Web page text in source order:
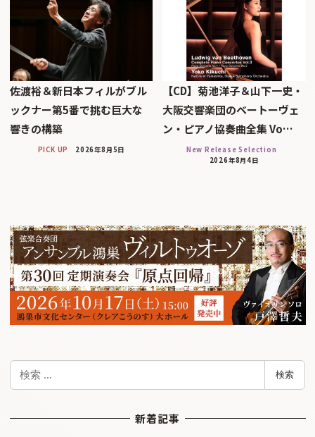
佐渡裕＆新日本フィルがブル
ックナー第5番で挑む巨大な
響きの構築
PICK UP 2026年8月5日
【CD】菊池洋子＆山下一史・
大阪交響楽団のベートーヴェ
ン・ピアノ協奏曲全集 Vo…
New Release Selection
2026年8月4日
検
検索
新着記事